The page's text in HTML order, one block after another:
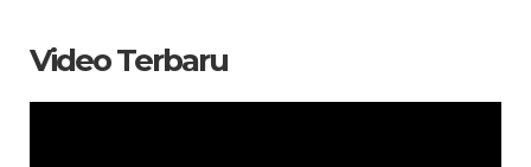
Video Terbaru